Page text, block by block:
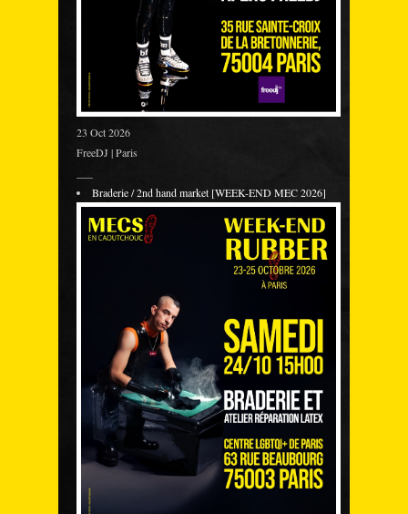
23 Oct 2026
FreeDJ | Paris
Braderie / 2nd hand market [WEEK-END MEC 2026]